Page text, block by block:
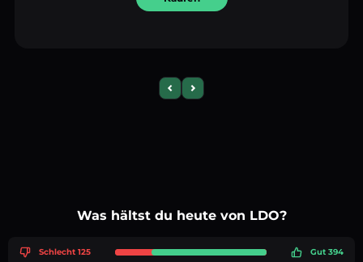
Previous slide
Next slide
Was hältst du heute von LDO?
Schlecht 125 Gut 394